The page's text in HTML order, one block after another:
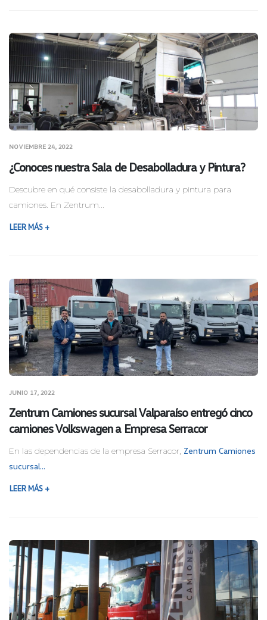
¿Conoces nuestra Sala de Desabolladura y Pintura?
NOVIEMBRE 24, 2022
Descubre en qué consiste la desabolladura y pintura para
camiones. En Zentrum...
LEER MÁS +
Zentrum Camiones sucursal Valparaíso entregó cinco
camiones Volkswagen a Empresa Serracor
JUNIO 17, 2022
En las dependencias de la empresa Serracor, Zentrum Camiones
sucursal...
LEER MÁS +